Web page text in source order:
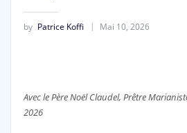
by Patrice Koffi Mai 10, 2026
Avec le Père Noël Claudel, Prêtre
2026